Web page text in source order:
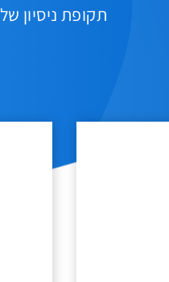
תקופת ניסיון של 7 יום חינם – התחל את השירות באופן מיידי